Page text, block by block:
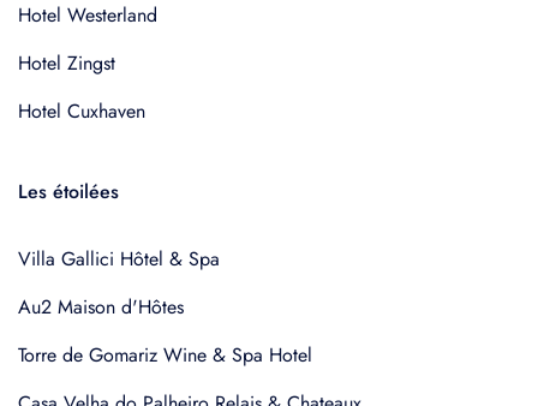
Hotel Westerland
Hotel Zingst
Hotel Cuxhaven
Les étoilées
Villa Gallici Hôtel & Spa
Au2 Maison d'Hôtes
Torre de Gomariz Wine & Spa Hotel